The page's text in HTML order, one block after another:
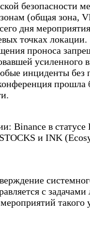
безопасности
(общая зона,
дня
точках локации.
проноса
инциденты без
Binance в
и INK
с
такого